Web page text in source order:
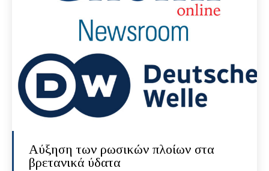
Αύξηση των ρωσικών πλοίων στα
βρετανικά ύδατα